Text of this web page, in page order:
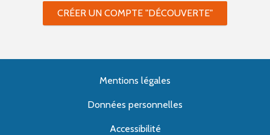
CRÉER UN COMPTE "DÉCOUVERTE"
Mentions légales
Données personnelles
Accessibilité